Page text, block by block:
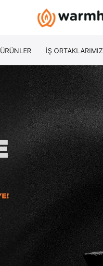
ÜRÜNLER İŞ ORTAKLARIMIZ